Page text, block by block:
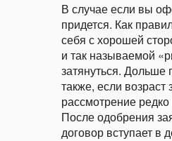
В случае если вы
придется. Как
себя с хорошей
и так называемой
затянуться. Дольше
также, если
рассмотрение
После одобрения
договор вступает в